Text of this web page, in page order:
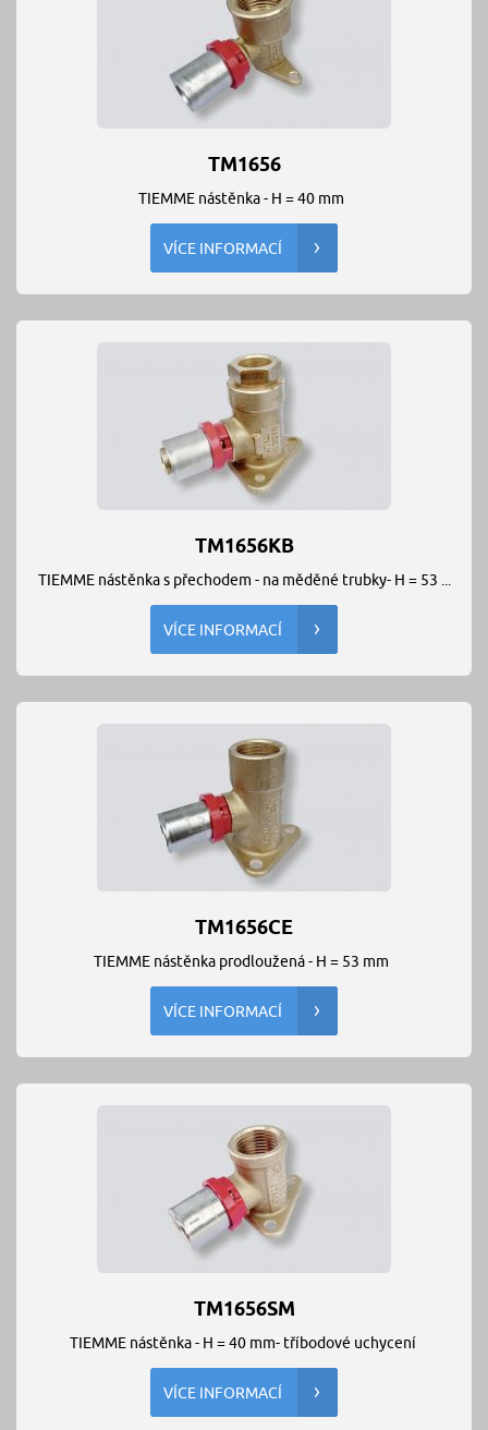
TM1656
TIEMME nástěnka - H = 40 mm
VÍCE INFORMACÍ
TM1656KB
TIEMME nástěnka s přechodem - na měděné trubky- H = 53 ...
VÍCE INFORMACÍ
TM1656CE
TIEMME nástěnka prodloužená - H = 53 mm
VÍCE INFORMACÍ
TM1656SM
TIEMME nástěnka - H = 40 mm- tříbodové uchycení
VÍCE INFORMACÍ